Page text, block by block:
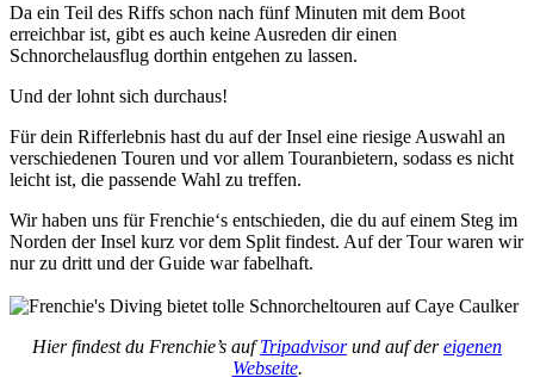
Da ein Teil des Riffs schon nach fünf Minuten mit dem Boot
erreichbar ist, gibt es auch keine Ausreden dir einen
Schnorchelausflug dorthin entgehen zu lassen.
Und der lohnt sich durchaus!
Für dein Rifferlebnis hast du auf der Insel eine riesige Auswahl an
verschiedenen Touren und vor allem Touranbietern, sodass es nicht
leicht ist, die passende Wahl zu treffen.
Wir haben uns für Frenchie‘s entschieden, die du auf einem Steg im
Norden der Insel kurz vor dem Split findest. Auf der Tour waren wir
nur zu dritt und der Guide war fabelhaft.
Hier findest du Frenchie’s aufTripadvisorund auf dereigenen
Webseite.